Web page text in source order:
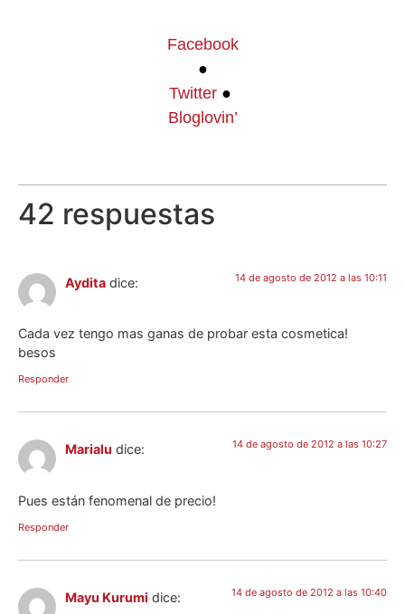
Facebook
●
Twitter ●
Bloglovin’
42 respuestas
Aydita dice: 14 de agosto de 2012 a las 10:11
Cada vez tengo mas ganas de probar esta cosmetica!
besos
Responder
Marialu dice: 14 de agosto de 2012 a las 10:27
Pues están fenomenal de precio!
Responder
Mayu Kurumi dice: 14 de agosto de 2012 a las 10:40